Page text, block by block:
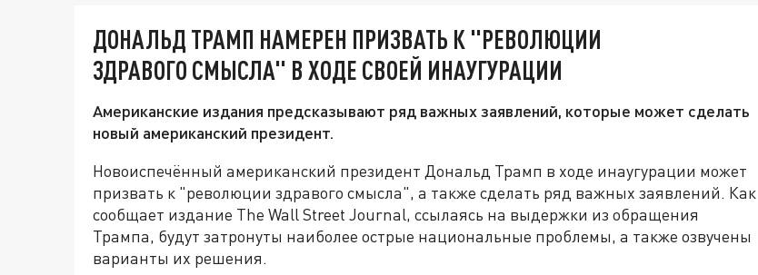
ДОНАЛЬД ТРАМП НАМЕРЕН ПРИЗВАТЬ К "РЕВОЛЮЦИИ
ЗДРАВОГО СМЫСЛА" В ХОДЕ СВОЕЙ ИНАУГУРАЦИИ
Американские издания предсказывают ряд важных заявлений, которые может сделать
новый американский президент.
Новоиспечённый американский президент Дональд Трамп в ходе инаугурации может
призвать к "революции здравого смысла", а также сделать ряд важных заявлений. Как
сообщает издание The Wall Street Journal, ссылаясь на выдержки из обращения
Трампа, будут затронуты наиболее острые национальные проблемы, а также озвучены
варианты их решения.